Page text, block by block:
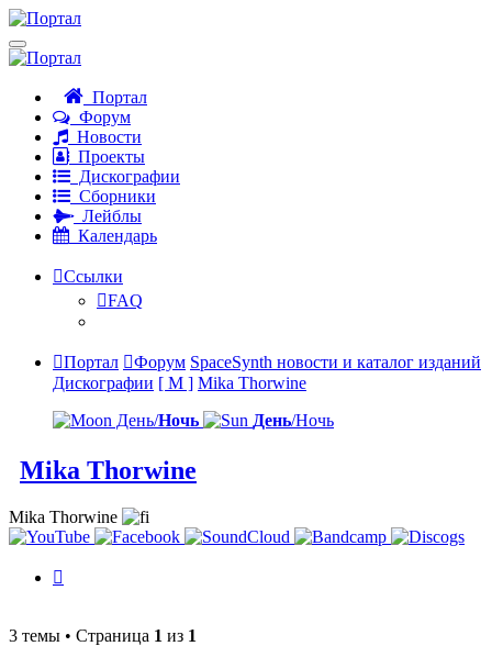
Портал
Форум
Новости
Проекты
Дискографии
Сборники
Лейблы
Календарь
Ссылки
FAQ
Портал Форум SpaceSynth новости и каталог изданий
Дискографии [ M ] Mika Thorwine
День/Ночь День/Ночь
Mika Thorwine
Mika Thorwine
3 темы • Страница 1 из 1